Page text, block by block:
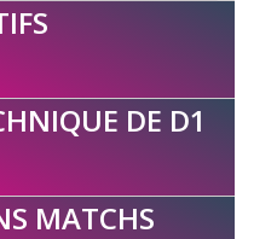
DE D1
MATCHS